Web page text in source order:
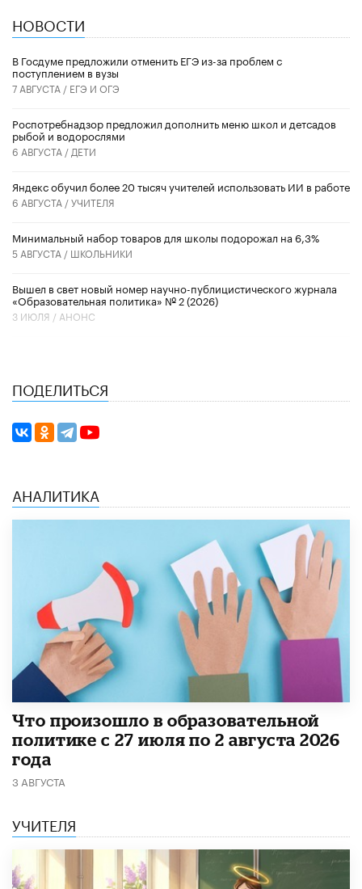
НОВОСТИ
В Госдуме предложили отменить ЕГЭ из-за проблем с
поступлением в вузы
7 АВГУСТА / ЕГЭ И ОГЭ
Роспотребнадзор предложил дополнить меню школ и детсадов
рыбой и водорослями
6 АВГУСТА / ДЕТИ
​Яндекс обучил более 20 тысяч учителей использовать ИИ в работе
6 АВГУСТА /УЧИТЕЛЯ
Минимальный набор товаров для школы подорожал на 6,3%
5 АВГУСТА / ШКОЛЬНИКИ
Вышел в свет новый номер научно-публицистического журнала
«Образовательная политика» № 2 (2026)
3 ИЮЛЯ / АНОНС
ПОДЕЛИТЬСЯ
АНАЛИТИКА
​Что произошло в образовательной
политике с 27 июля по 2 августа 2026
года
3 АВГУСТА
УЧИТЕЛЯ